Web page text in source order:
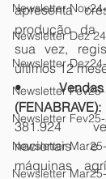
Newsletter
Newsletter Dez
Newsletter
Newsletter
Newsletter
Newsletter
Newsletter
apresenta
produção da
sua vez,
últimos 12
•
(FENABRAVE):
381.924
nacionais e
máquinas